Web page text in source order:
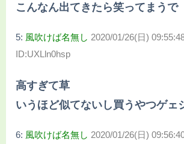
こんなん出てきたら笑ってまうで
5: 風吹けば名無し 2020/01/26(日)
ID:UXLln0hsp
高すぎて草
いうほど似てないし買うやつゲェ
6: 風吹けば名無し 2020/01/26(日)